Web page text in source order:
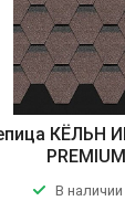
КЁЛЬН
PREMIUM
В наличии